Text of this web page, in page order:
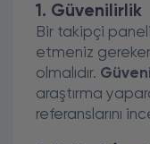
1. Güvenilirlik
Bir takipçi
etmeniz
olmalıdır.
araştırma
referanslarını